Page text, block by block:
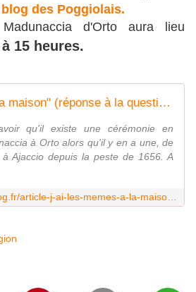
des Poggiolais.
d'Orto aura lieu
15 heures.
"j'ai les mêmes à la maison" (réponse à la question posée le 17 mars) - Le blog des Poggiolais
qu'il existe une cérémonie en
à Orto alors qu'il y en a une, de
Ajaccio depuis la peste de 1656. A